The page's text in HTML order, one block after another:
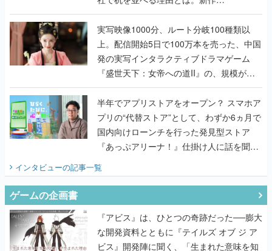
『TATSUJIN EXTREME』で初タッグを組
んだレジェンド2人に訊く開発秘話
実写映像1000分、ルート分岐100種類以
上。配信開始5日で100万本を売った、中国
発の実写インタラクティブドラマゲーム
『盛世天下：女帝への道II』の、規模が違
うこだわりをプロデューサーに聞いた
半年でアプリストアをオープン？ スマホア
プリの“代替ストア”として、わずか6ヵ月で
国内向けローンチを行った発見型ストア
『あっぷアリーナ！』仕掛け人に話を聞い
てみた
インタビューの記事一覧
ゲームの企画書
『アビス』は、ひとつの奇跡だった──膨大
な開発資料とともに『テイルズ オブ ジ ア
ビス』開発陣に聞く、「生まれた意味を知